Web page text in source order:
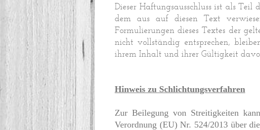
Dieser Haftungsausschluss ist als Teil
dem aus auf diesen Text
Formulierungen dieses Textes der
nicht vollständig entsprechen,
ihrem Inhalt und ihrer Gültigkeit
Hinweis zu Schlichtungsverfahren
Zur Beilegung von Streitigkeiten
Verordnung (EU) Nr. 524/2013 über